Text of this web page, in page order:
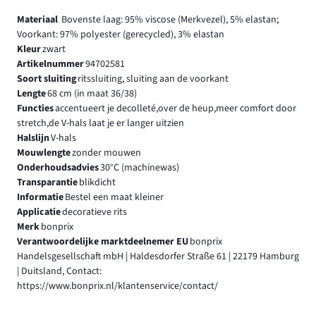
Materiaal Bovenste laag: 95% viscose (Merkvezel), 5% elastan;
Voorkant: 97% polyester (gerecycled), 3% elastan
Kleurzwart
Artikelnummer94702581
Soort sluitingritssluiting, sluiting aan de voorkant
Lengte68 cm (in maat 36/38)
Functiesaccentueert je decolleté,over de heup,meer comfort door
stretch,de V-hals laat je er langer uitzien
HalslijnV-hals
Mouwlengtezonder mouwen
Onderhoudsadvies30°C (machinewas)
Transparantieblikdicht
InformatieBestel een maat kleiner
Applicatiedecoratieve rits
Merkbonprix
Verantwoordelijke marktdeelnemer EUbonprix
Handelsgesellschaft mbH | Haldesdorfer Straße 61 | 22179 Hamburg
| Duitsland, Contact:
https://www.bonprix.nl/klantenservice/contact/